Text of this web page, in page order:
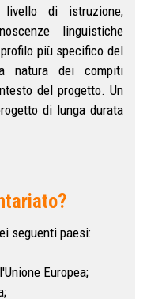
di istruzione,
linguistiche
più specifico del
natura dei compiti
del progetto. Un
di lunga durata
seguenti paesi:
Europea;